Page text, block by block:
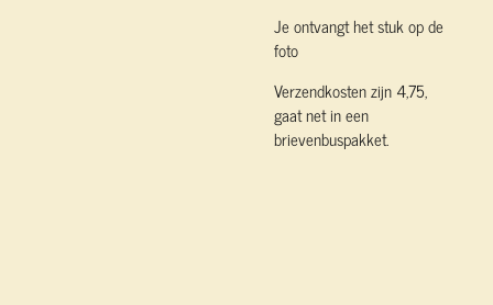
Je ontvangt het stuk op de
foto
Verzendkosten zijn 4,75,
gaat net in een
brievenbuspakket.